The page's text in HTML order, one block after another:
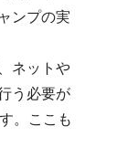
ンプの実
ネットや
う必要が
。ここも